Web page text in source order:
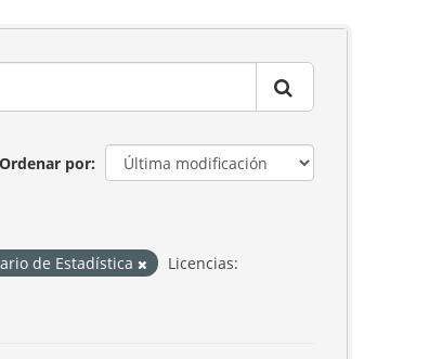
Ordenar por
de Estadística
Licencias: